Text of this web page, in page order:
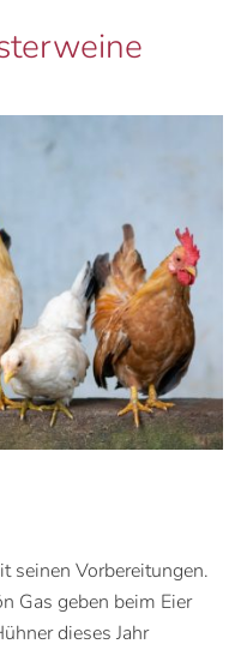
seinen Vorbereitungen.
Gas geben beim Eier
dieses Jahr